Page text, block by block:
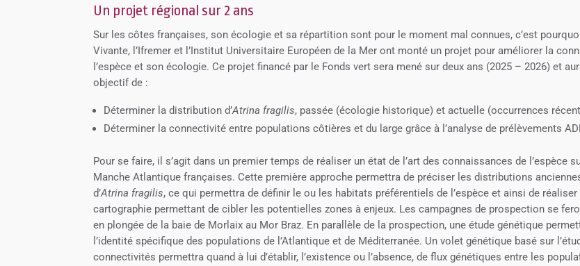
Un projet régional sur 2 ans
Sur les côtes françaises, son écologie et sa répartition sont pour le moment mal connues, c’est
Vivante, l’Ifremer et l’Institut Universitaire Européen de la Mer ont monté un projet pour améliorer la
l’espèce et son écologie. Ce projet financé par le Fonds vert sera mené sur deux ans (2025 – 2026) et
objectif de :
Déterminer la distribution d’Atrina fragilis, passée (écologie historique) et actuelle (occurrences
Déterminer la connectivité entre populations côtières et du large grâce à l’analyse de prélèvements
Pour se faire, il s’agit dans un premier temps de réaliser un état de l’art des connaissances de l’espèce
Manche Atlantique françaises. Cette première approche permettra de préciser les distributions
d’Atrina fragilis, ce qui permettra de définir le ou les habitats préférentiels de l’espèce et ainsi de réaliser
cartographie permettant de cibler les potentielles zones à enjeux. Les campagnes de prospection se
en plongée de la baie de Morlaix au Mor Braz. En parallèle de la prospection, une étude génétique
l’identité spécifique des populations de l’Atlantique et de Méditerranée. Un volet génétique basé sur
connectivités permettra quand à lui d’établir, l’existence ou l’absence, de flux génétiques entre les